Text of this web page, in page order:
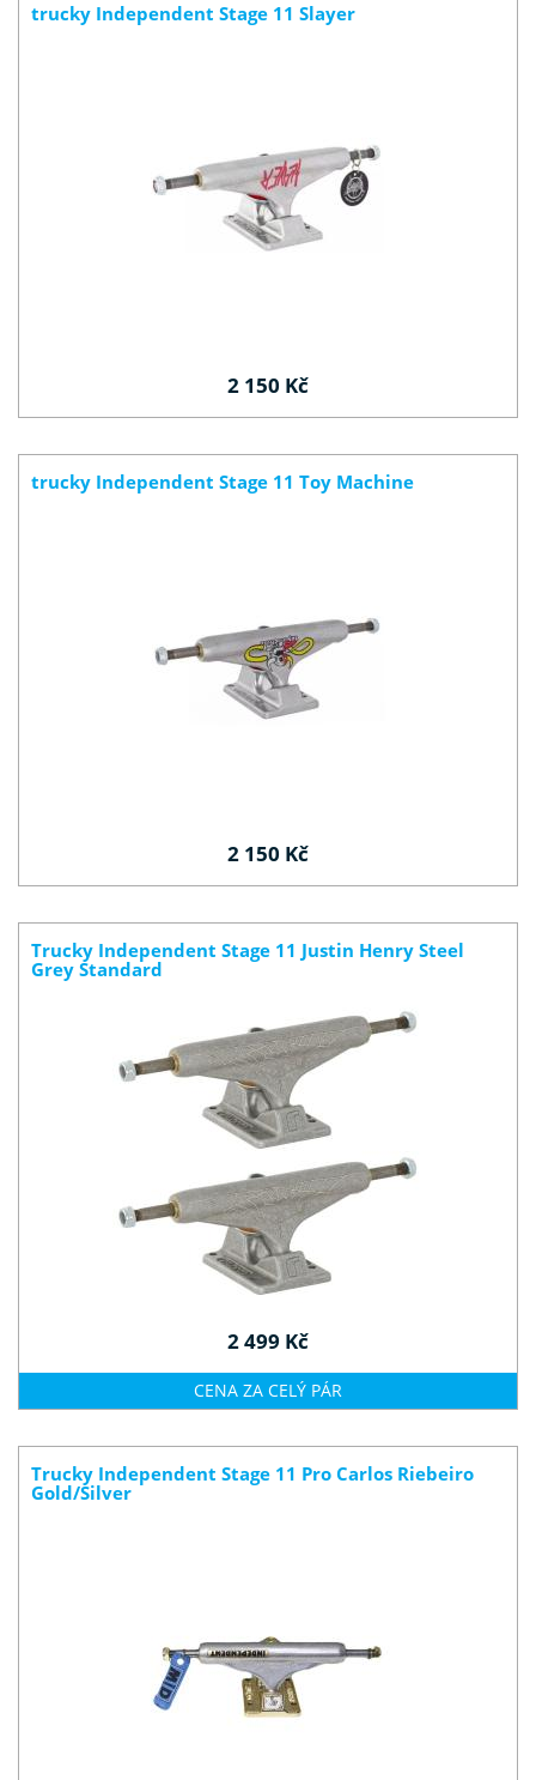
trucky Independent Stage 11 Slayer
2 150 Kč
trucky Independent Stage 11 Toy Machine
2 150 Kč
Trucky Independent Stage 11 Justin Henry Steel
Grey Standard
2 499 Kč
CENA ZA CELÝ PÁR
Trucky Independent Stage 11 Pro Carlos Riebeiro
Gold/Silver